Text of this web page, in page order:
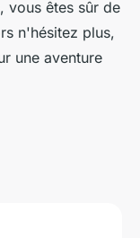
vous êtes sûr de
n'hésitez plus,
une aventure